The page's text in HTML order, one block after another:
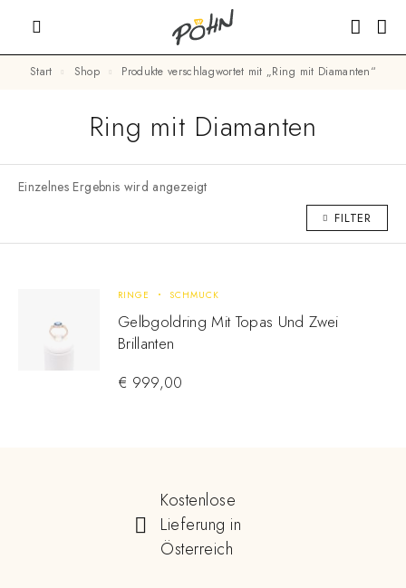
Start Shop Produkte verschlagwortet mit „Ring mit Diamanten“
Ring mit Diamanten
Einzelnes Ergebnis wird angezeigt
FILTER
RINGE SCHMUCK
Gelbgoldring Mit Topas Und Zwei
Brillanten
€ 999,00
Kostenlose
Lieferung in
Österreich